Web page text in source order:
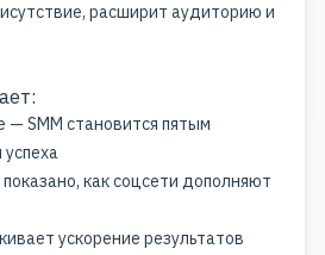
расширит аудиторию и
— SMM становится пятым
как соцсети дополняют
ускорение результатов